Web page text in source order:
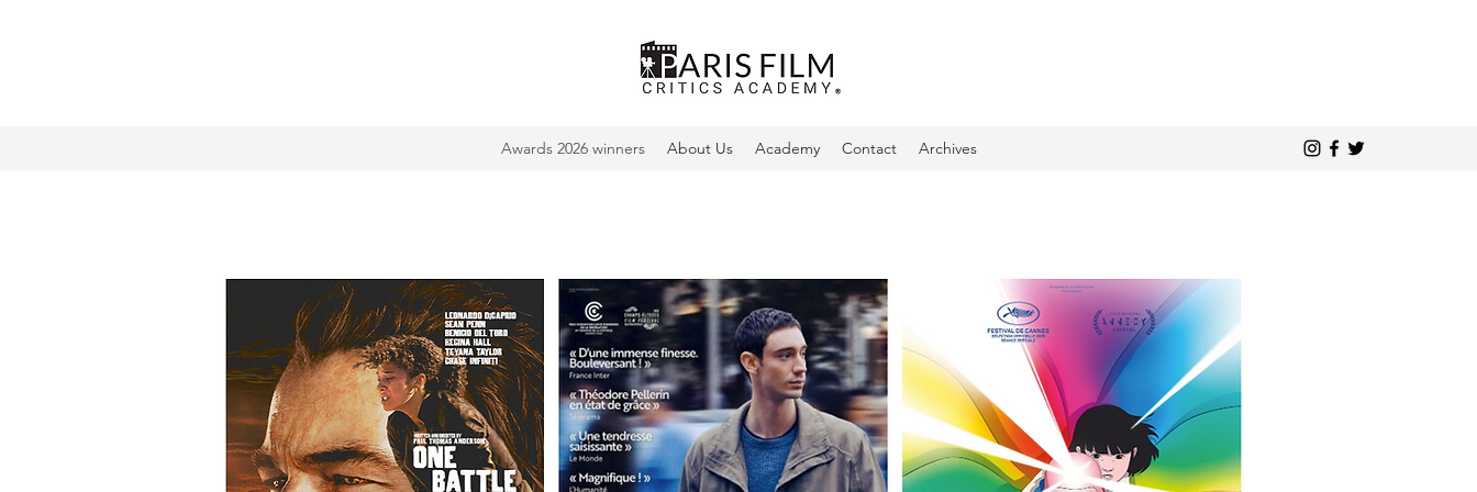
Awards 2026 winners About Us Academy Contact Archives